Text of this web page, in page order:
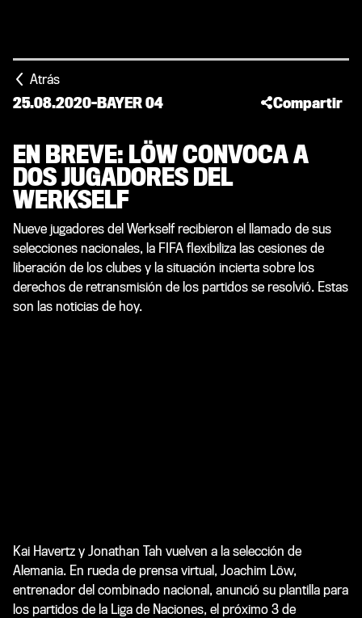
Atrás
25.08.2020-BAYER 04 Compartir
EN BREVE: LÖW CONVOCA A
DOS JUGADORES DEL
WERKSELF
Nueve jugadores del Werkself recibieron el llamado de sus
selecciones nacionales, la FIFA flexibiliza las cesiones de
liberación de los clubes y la situación incierta sobre los
derechos de retransmisión de los partidos se resolvió. Estas
son las noticias de hoy.
Kai Havertz y Jonathan Tah vuelven a la selección de
Alemania. En rueda de prensa virtual, Joachim Löw,
entrenador del combinado nacional, anunció su plantilla para
los partidos de la Liga de Naciones, el próximo 3 de